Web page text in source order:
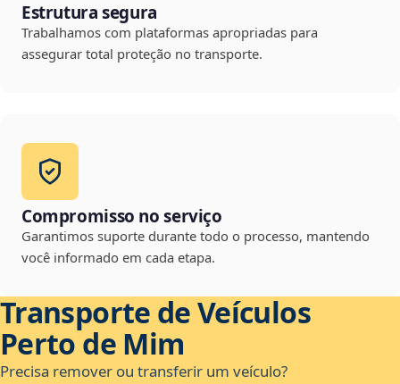
Estrutura segura
Trabalhamos com plataformas apropriadas para
assegurar total proteção no transporte.
Compromisso no serviço
Garantimos suporte durante todo o processo, mantendo
você informado em cada etapa.
Transporte de Veículos
Perto de Mim
Precisa remover ou transferir um veículo?